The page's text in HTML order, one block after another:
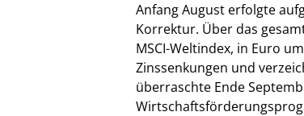
Anfang August erfolgte
Korrektur. Über das
MSCI-Weltindex, in Euro
Zinssenkungen und
überraschte Ende